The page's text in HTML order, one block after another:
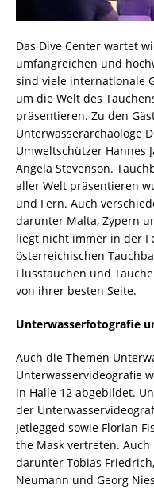
Das Dive Center wartet
umfangreichen und
sind viele internationale
um die Welt des
präsentieren. Zu den
Unterwasserarchäologe
Umweltschützer Hannes
Angela Stevenson.
aller Welt präsentieren
und Fern. Auch
darunter Malta, Zypern
liegt nicht immer in der
österreichischen
Flusstauchen und
von ihrer besten Seite.
Unterwasserfotografie
Auch die Themen
Unterwasservideografie
in Halle 12 abgebildet.
der
Jetlegged sowie Florian
the Mask vertreten.
darunter Tobias
Neumann und Georg